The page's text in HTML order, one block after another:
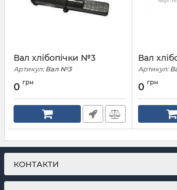
Вал хлібопічки №3
Артикул: Вал №3
0 грн
Вал
Артикул:
0 грн
КОНТАКТИ